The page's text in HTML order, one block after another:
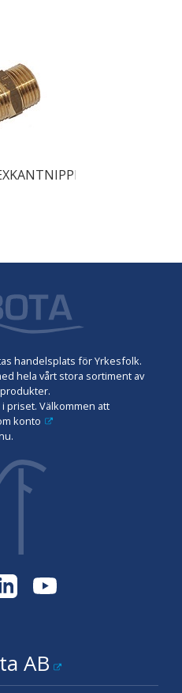
20
handelsplats för Yrkesfolk.
hela vårt stora sortiment av
priset. Välkommen att
konto
AB